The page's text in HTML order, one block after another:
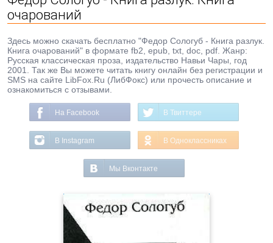
очарований
Здесь можно скачать бесплатно "Федор Сологуб - Книга разлук.
Книга очарований" в формате fb2, epub, txt, doc, pdf. Жанр:
Русская классическая проза, издательство Навьи Чары, год
2001. Так же Вы можете читать книгу онлайн без регистрации и
SMS на сайте LibFox.Ru (ЛибФокс) или прочесть описание и
ознакомиться с отзывами.
На Facebook В Твиттере
В Instagram В Одноклассниках
Мы Вконтакте